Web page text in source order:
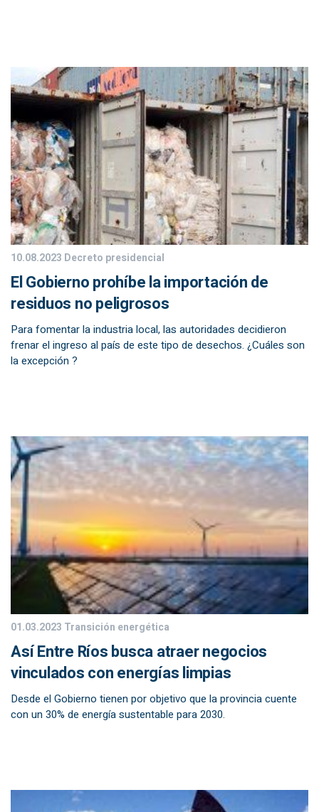
10.08.2023 Decreto presidencial
El Gobierno prohíbe la importación de
residuos no peligrosos
Para fomentar la industria local, las autoridades decidieron
frenar el ingreso al país de este tipo de desechos. ¿Cuáles son
la excepción ?
01.03.2023 Transición energética
Así Entre Ríos busca atraer negocios
vinculados con energías limpias
Desde el Gobierno tienen por objetivo que la provincia cuente
con un 30% de energía sustentable para 2030.